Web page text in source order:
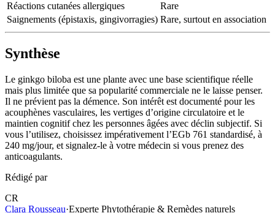
Réactions cutanées allergiques
Rare
Saignements (épistaxis, gingivorragies) Rare, surtout en association
Synthèse
Le ginkgo biloba est une plante avec une base scientifique réelle
mais plus limitée que sa popularité commerciale ne le laisse penser.
Il ne prévient pas la démence. Son intérêt est documenté pour les
acouphènes vasculaires, les vertiges d’origine circulatoire et le
maintien cognitif chez les personnes âgées avec déclin subjectif. Si
vous l’utilisez, choisissez impérativement l’EGb 761 standardisé, à
240 mg/jour, et signalez-le à votre médecin si vous prenez des
anticoagulants.
Rédigé par
CR
Clara Rousseau·Experte Phytothérapie & Remèdes naturels